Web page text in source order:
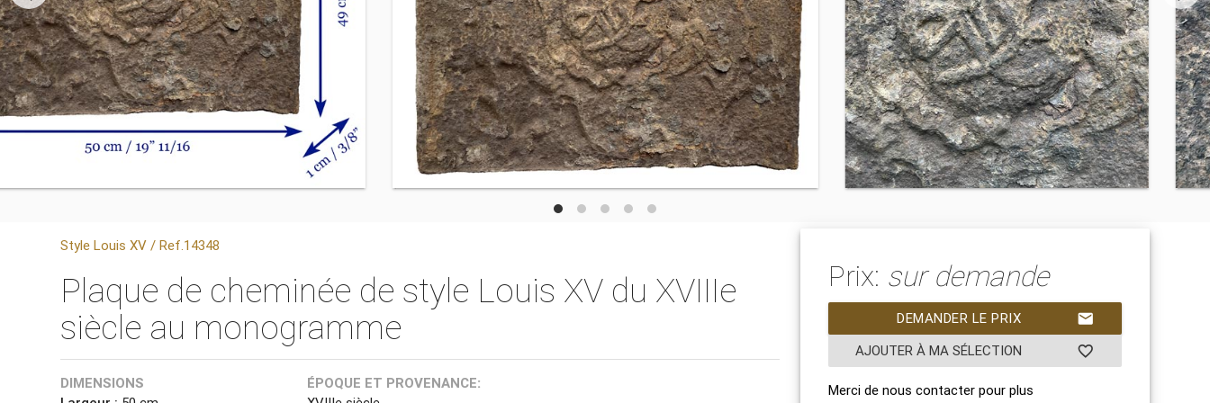
Style Louis XV / Ref.14348
Plaque de cheminée de style Louis XV du XVIIIe
siècle au monogramme
DIMENSIONS
ÉPOQUE ET PROVENANCE:
Prix: sur demande
mail
DEMANDER LE PRIX
favorite_border
AJOUTER À MA SÉLECTION
Merci de nous contacter pour plus